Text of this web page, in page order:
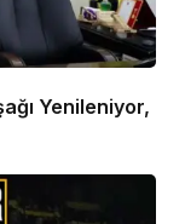
Yenileniyor,